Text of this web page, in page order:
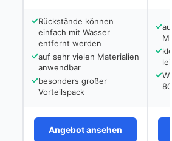
✓Rückstände können
einfach mit Wasser
entfernt werden
✓auf sehr vielen Materialien
anwendbar
✓besonders großer
Vorteilspack
✓
✓
✓
Angebot ansehen